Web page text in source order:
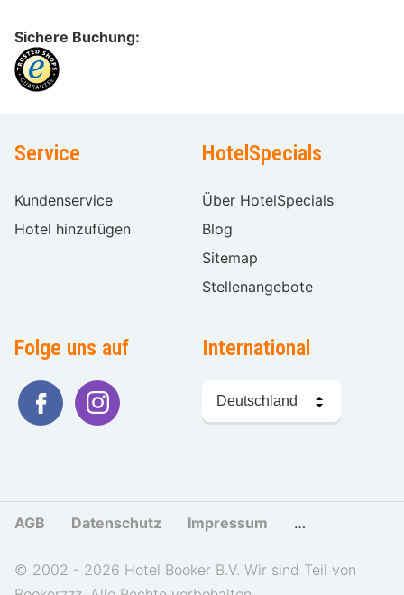
Sichere Buchung:
Service
Kundenservice
Hotel hinzufügen
HotelSpecials
Über HotelSpecials
Blog
Sitemap
Stellenangebote
Folge uns auf International
wählen
AGB Datenschutz Impressum Cookies und
© 2002 - 2026 Hotel Booker B.V. Wir sind Teil von